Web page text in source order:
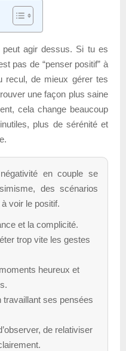
peut agir dessus. Si tu es
pas de “penser positif” à
recul, de mieux gérer tes
une façon plus saine
cela change beaucoup
plus de sérénité et
en couple se
des scénarios
voir le positif.
et la complicité.
trop vite les gestes
heureux et
travaillant ses pensées
de relativiser